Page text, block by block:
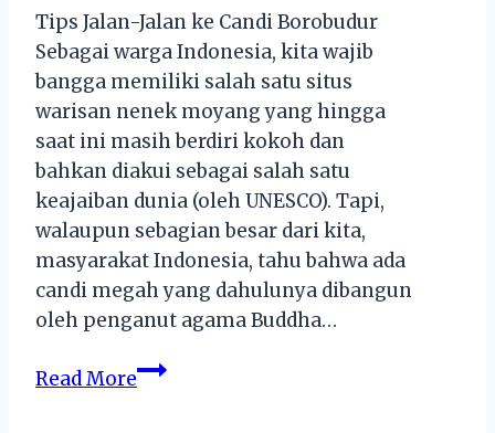
Tips Jalan-Jalan ke Candi Borobudur
Sebagai warga Indonesia, kita wajib
bangga memiliki salah satu situs
warisan nenek moyang yang hingga
saat ini masih berdiri kokoh dan
bahkan diakui sebagai salah satu
keajaiban dunia (oleh UNESCO). Tapi,
walaupun sebagian besar dari kita,
masyarakat Indonesia, tahu bahwa ada
candi megah yang dahulunya dibangun
oleh penganut agama Buddha…
Read MoreTips